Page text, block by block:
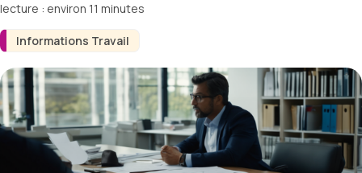
Informations Travail
lecture : environ 11 minutes